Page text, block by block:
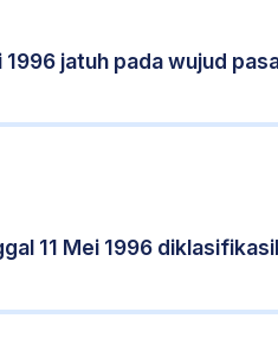
jatuh pada wujud
11 Mei 1996